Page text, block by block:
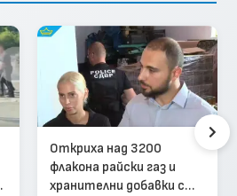
Откриха над 3200
флакона райски газ и
хранителни добавки с